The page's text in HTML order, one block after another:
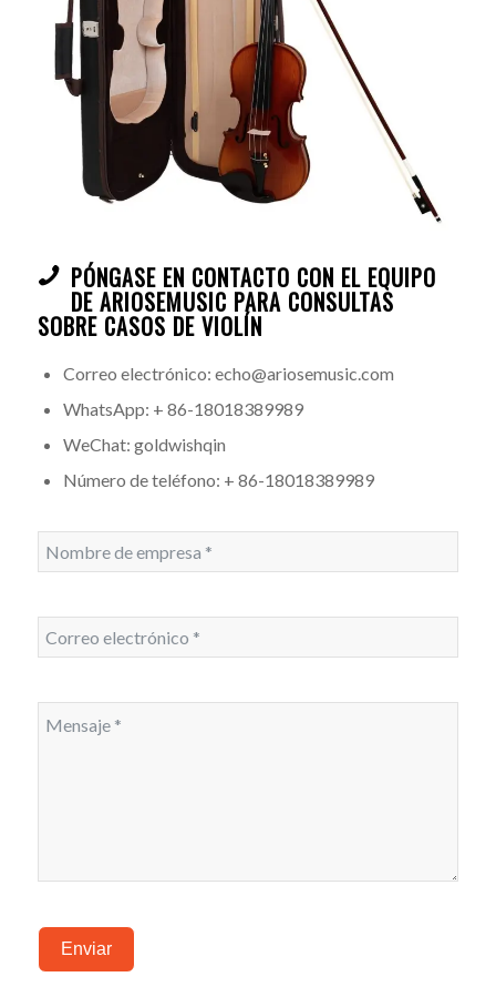
PÓNGASE EN CONTACTO CON EL EQUIPO
DE ARIOSEMUSIC PARA CONSULTAS
SOBRE CASOS DE VIOLÍN
Correo electrónico: echo@ariosemusic.com
WhatsApp: + 86-18018389989
WeChat: goldwishqin
Número de teléfono: + 86-18018389989
Enviar